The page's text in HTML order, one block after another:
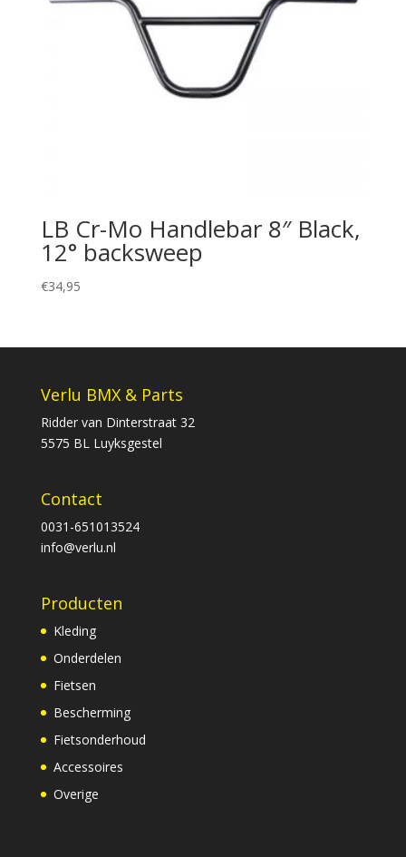
LB Cr-Mo Handlebar 8″ Black,
12° backsweep
€34,95
Verlu BMX & Parts
Ridder van Dinterstraat 32
5575 BL Luyksgestel
Contact
0031-651013524
info@verlu.nl
Producten
Kleding
Onderdelen
Fietsen
Bescherming
Fietsonderhoud
Accessoires
Overige